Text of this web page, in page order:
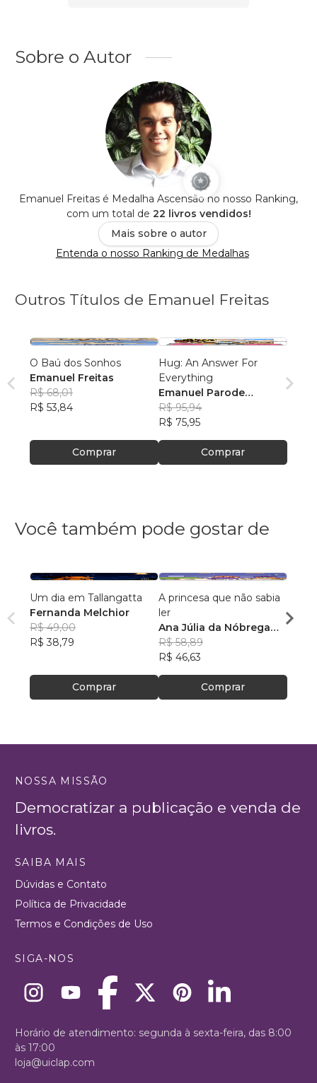
Sobre o Autor
Emanuel Freitas é Medalha Ascensão no nosso Ranking,
com um total de 22 livros vendidos!
Mais sobre o autor
Entenda o nosso Ranking de Medalhas
Outros Títulos de Emanuel Freitas
O Baú dos Sonhos
Emanuel Freitas
R$ 68,01
R$ 53,84
Comprar
Hug: An Answer For
Everything
Emanuel Parode
Campana Freitas
R$ 95,94
R$ 75,95
Comprar
Você também pode gostar de
Um dia em Tallangatta
Fernanda Melchior
R$ 49,00
R$ 38,79
Comprar
A princesa que não sabia
ler
Ana Júlia da Nóbrega
Silva
R$ 58,89
R$ 46,63
Comprar
R$
NOSSA MISSÃO
Democratizar a publicação e venda de
livros.
SAIBA MAIS
Dúvidas e Contato
Política de Privacidade
Termos e Condições de Uso
SIGA-NOS
Horário de atendimento: segunda à sexta-feira, das 8:00
às 17:00
loja@uiclap.com